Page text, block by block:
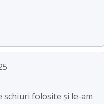
schiuri folosite și le-am